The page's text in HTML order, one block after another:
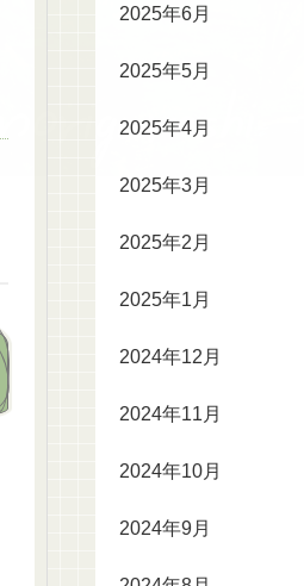
2025年6月
2025年5月
2025年4月
2025年3月
2025年2月
2025年1月
2024年12月
2024年11月
2024年10月
2024年9月